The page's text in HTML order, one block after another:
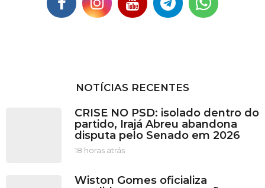
NOTÍCIAS RECENTES
CRISE NO PSD: isolado dentro do
partido, Irajá Abreu abandona
disputa pelo Senado em 2026
18 horas atrás1
o
Wiston Gomes oficializa